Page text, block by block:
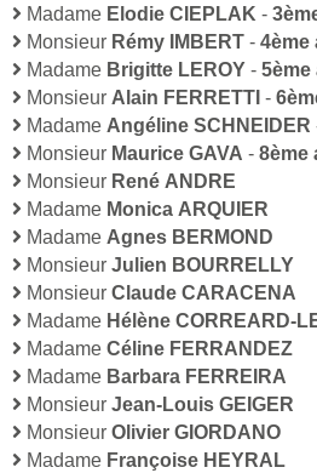
Madame Elodie CIEPLAK -
Monsieur Rémy IMBERT - 4ème
Madame Brigitte LEROY - 5ème
Monsieur Alain FERRETTI -
Madame Angéline SCHNEIDER
Monsieur Maurice GAVA - 8ème
Monsieur René ANDRE
Madame Monica ARQUIER
Madame Agnes BERMOND
Monsieur Julien BOURRELLY
Monsieur Claude CARACENA
Madame Hélène CORREARD-
Madame Céline FERRANDEZ
Madame Barbara FERREIRA
Monsieur Jean-Louis GEIGER
Monsieur Olivier GIORDANO
Madame Françoise HEYRAL